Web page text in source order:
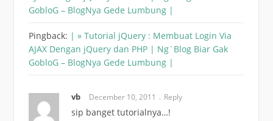
GobloG – BlogNya Gede Lumbung |
Pingback: | » Tutorial jQuery : Membuat Login Via
AJAX Dengan jQuery dan PHP | Ng`Blog Biar Gak
GobloG – BlogNya Gede Lumbung |
vb December 10, 2011 Reply
sip banget tutorialnya…!